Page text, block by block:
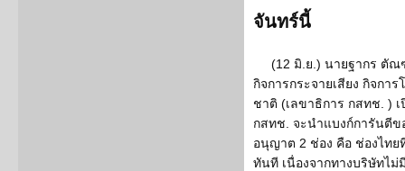
จันทร์นี้
(12 มิ.ย.) นายฐากร ตั
กิจการกระจายเสียง กิจกา
ชาติ (เลขาธิการ กสทช. )
กสทช. จะนำแบงก์การันตีข
อนุญาต 2 ช่อง คือ ช่องไทย
ทันที เนื่องจากทางบริษัทไ